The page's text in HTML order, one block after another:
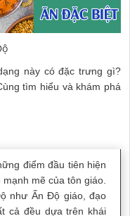
này có đặc trưng gì?
tìm hiểu và khám phá
điểm đầu tiên hiện
mẽ của tôn giáo.
như Ấn Độ giáo, đạo
cả đều dựa trên khái